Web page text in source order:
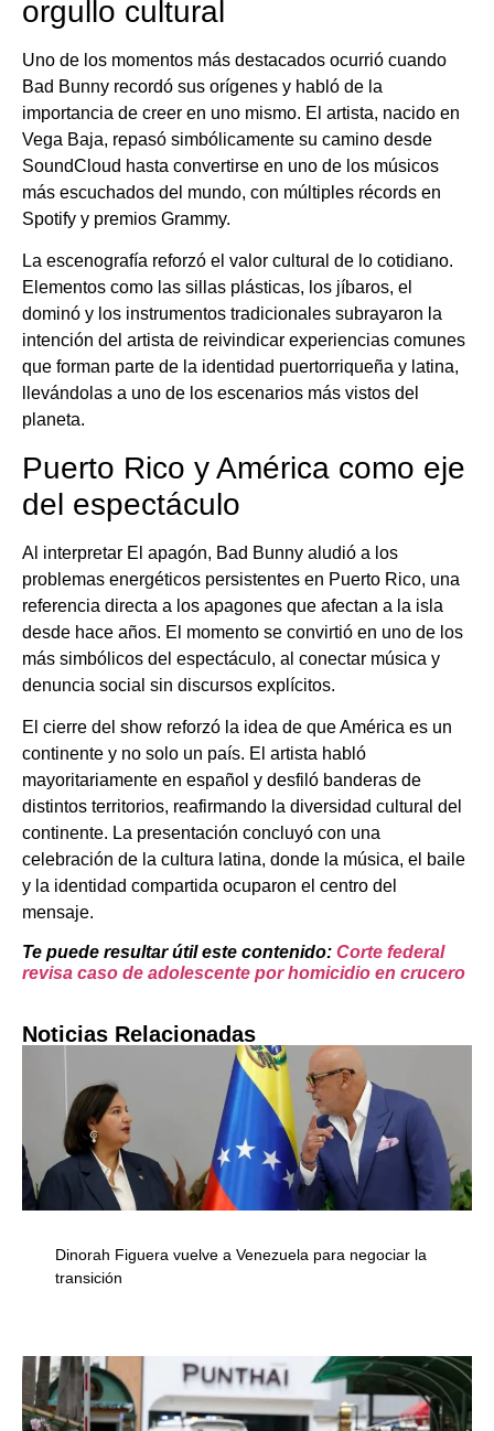
orgullo cultural
Uno de los momentos más destacados ocurrió cuando
Bad Bunny recordó sus orígenes y habló de la
importancia de creer en uno mismo. El artista, nacido en
Vega Baja, repasó simbólicamente su camino desde
SoundCloud hasta convertirse en uno de los músicos
más escuchados del mundo, con múltiples récords en
Spotify y premios Grammy.
La escenografía reforzó el valor cultural de lo cotidiano.
Elementos como las sillas plásticas, los jíbaros, el
dominó y los instrumentos tradicionales subrayaron la
intención del artista de reivindicar experiencias comunes
que forman parte de la identidad puertorriqueña y latina,
llevándolas a uno de los escenarios más vistos del
planeta.
Puerto Rico y América como eje
del espectáculo
Al interpretar El apagón, Bad Bunny aludió a los
problemas energéticos persistentes en Puerto Rico, una
referencia directa a los apagones que afectan a la isla
desde hace años. El momento se convirtió en uno de los
más simbólicos del espectáculo, al conectar música y
denuncia social sin discursos explícitos.
El cierre del show reforzó la idea de que América es un
continente y no solo un país. El artista habló
mayoritariamente en español y desfiló banderas de
distintos territorios, reafirmando la diversidad cultural del
continente. La presentación concluyó con una
celebración de la cultura latina, donde la música, el baile
y la identidad compartida ocuparon el centro del
mensaje.
Te puede resultar útil este contenido: Corte federal
revisa caso de adolescente por homicidio en crucero
Noticias Relacionadas
Dinorah Figuera vuelve a Venezuela para negociar la
transición